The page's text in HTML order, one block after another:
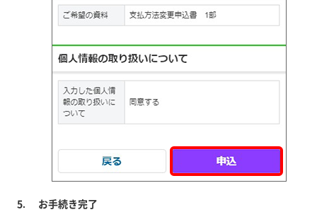
お手続き完了